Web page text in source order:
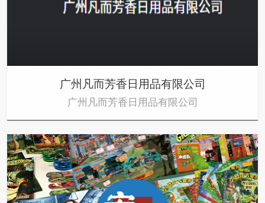
广州凡而芳香日用品有限公司
广州凡而芳香日用品有限公司